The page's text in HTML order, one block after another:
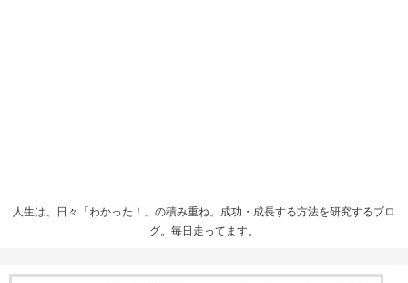
人生は、日々「わかった！」の積み重ね。成功・成長する方法を研究するブロ
グ。毎日走ってます。